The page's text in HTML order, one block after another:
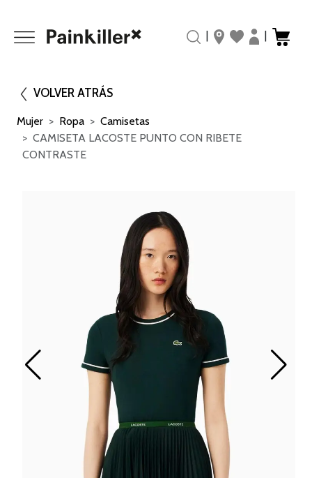
VOLVER ATRÁS
Mujer Ropa
Camisetas
CAMISETA LACOSTE PUNTO CON RIBETE
CONTRASTE